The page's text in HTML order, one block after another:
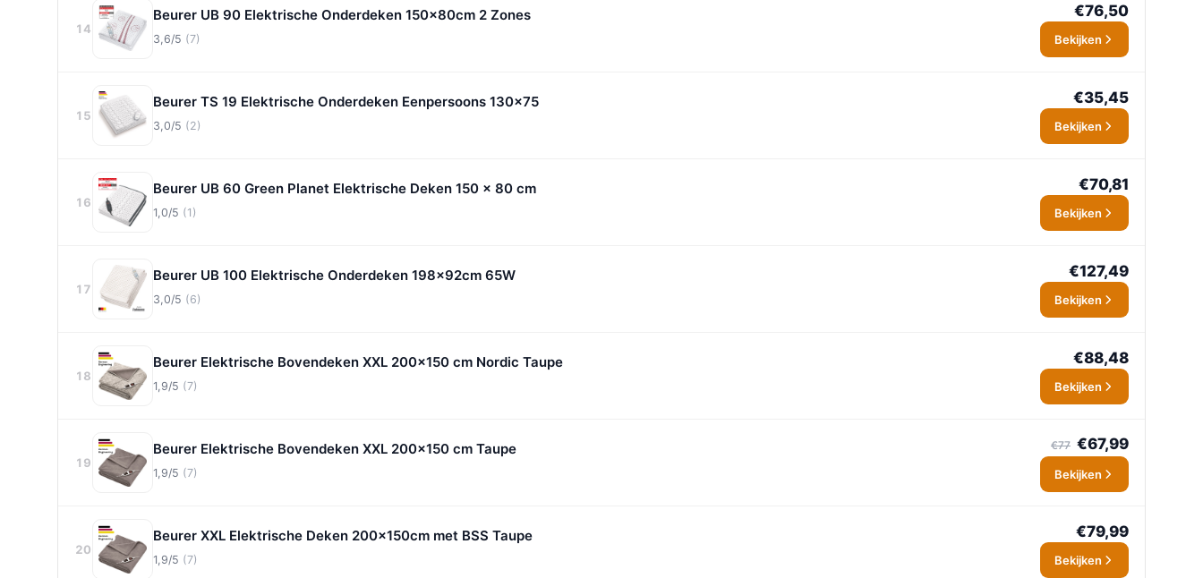
14
Beurer UB 90 Elektrische Onderdeken 150x80cm 2 Zones
3,6/5 (7)
€76,50
Bekijken
15
Beurer TS 19 Elektrische Onderdeken Eenpersoons 130x75
3,0/5 (2)
€35,45
Bekijken
16
Beurer UB 60 Green Planet Elektrische Deken 150 x 80 cm
1,0/5 (1)
€70,81
Bekijken
17
Beurer UB 100 Elektrische Onderdeken 198x92cm 65W
3,0/5 (6)
€127,49
Bekijken
18
Beurer Elektrische Bovendeken XXL 200x150 cm Nordic Taupe
1,9/5 (7)
€88,48
Bekijken
19
Beurer Elektrische Bovendeken XXL 200x150 cm Taupe
1,9/5 (7)
€77 €67,99
Bekijken
20
Beurer XXL Elektrische Deken 200x150cm met BSS Taupe
1,9/5 (7)
€79,99
Bekijken